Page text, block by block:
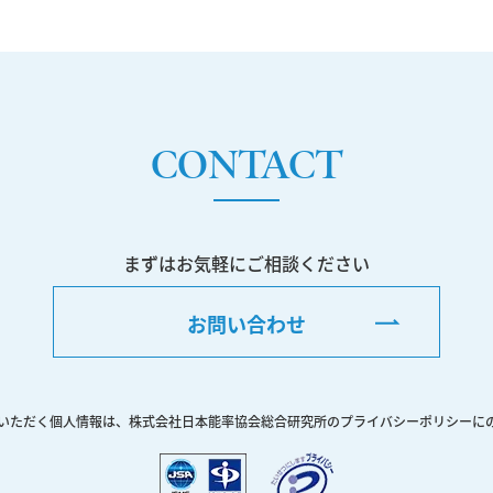
CONTACT
まずはお気軽にご相談ください
お問い合わせ
ただく個人情報は、株式会社日本能率協会総合研究所のプライバシーポリシーに